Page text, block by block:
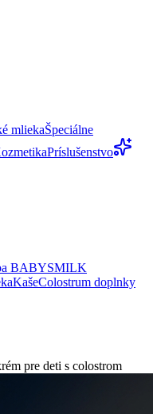
mliekaŠpeciálne
Príslušenstvo
BABYSMILK
KašeColostrum doplnky
pre deti s colostrom